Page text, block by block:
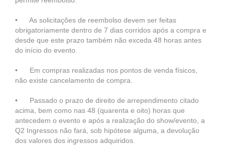
• As solicitações de reembolso devem ser feitas
obrigatoriamente dentro de 7 dias corridos após a compra e
desde que este prazo também não exceda 48 horas antes
do início do evento.
• Em compras realizadas nos pontos de venda físicos,
não existe cancelamento de compra.
• Passado o prazo de direito de arrependimento citado
acima, bem como nas 48 (quarenta e oito) horas que
antecedem o evento e após a realização do show/evento, a
Q2 Ingressos não fará, sob hipótese alguma, a devolução
dos valores dos ingressos adquiridos.